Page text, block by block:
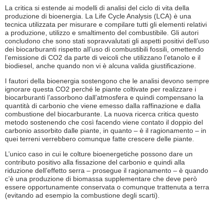
La critica si estende ai modelli di analisi del ciclo di vita della
produzione di bioenergia. La Life Cycle Analysis (LCA) è una
tecnica utilizzata per misurare e compilare tutti gli elementi relativi
a produzione, utilizzo e smaltimento del combustibile. Gli autori
concludono che sono stati sopravvalutati gli aspetti positivi dell’uso
dei biocarburanti rispetto all’uso di combustibili fossili, omettendo
l’emissione di CO2 da parte di veicoli che utilizzano l’etanolo e il
biodiesel, anche quando non vi è alcuna valida giustificazione.
I fautori della bioenergia sostengono che le analisi devono sempre
ignorare questa CO2 perché le piante coltivate per realizzare i
biocarburanti l’assorbono dall’atmosfera e quindi compensano la
quantità di carbonio che viene emesso dalla raffinazione e dalla
combustione del biocarburante. La nuova ricerca critica questo
metodo sostenendo che così facendo viene contato il doppio del
carbonio assorbito dalle piante, in quanto – è il ragionamento – in
quei terreni verrebbero comunque fatte crescere delle piante.
L’unico caso in cui le colture bioenergetiche possono dare un
contributo positivo alla fissazione del carbonio e quindi alla
riduzione dell’effetto serra – prosegue il ragionamento – è quando
c’è una produzione di biomassa supplementare che deve però
essere opportunamente conservata o comunque trattenuta a terra
(evitando ad esempio la combustione degli scarti).